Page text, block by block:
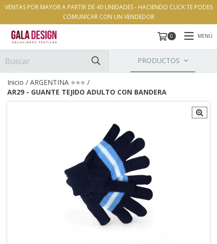
VENTAS POR MAYOR A PARTIR DE 40 UNIDADES - HACIENDO CLICK TE PODES
COMUNICAR CON UN VENDEDOR
0 MENÚ
PRODUCTOS
Inicio / ARGENTINA ⭐️⭐️⭐️ /
AR29 - GUANTE TEJIDO ADULTO CON BANDERA